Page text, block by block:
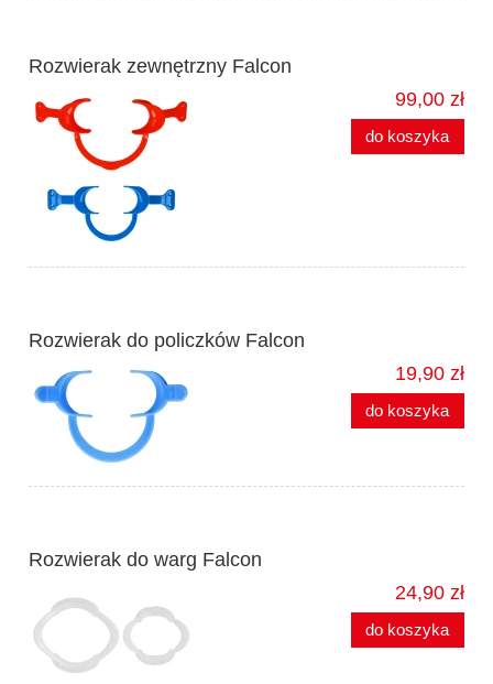
Rozwierak zewnętrzny Falcon
99,00 zł
do koszyka
Rozwierak do policzków Falcon
19,90 zł
do koszyka
Rozwierak do warg Falcon
24,90 zł
do koszyka